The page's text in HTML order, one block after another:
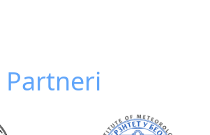
Partneri